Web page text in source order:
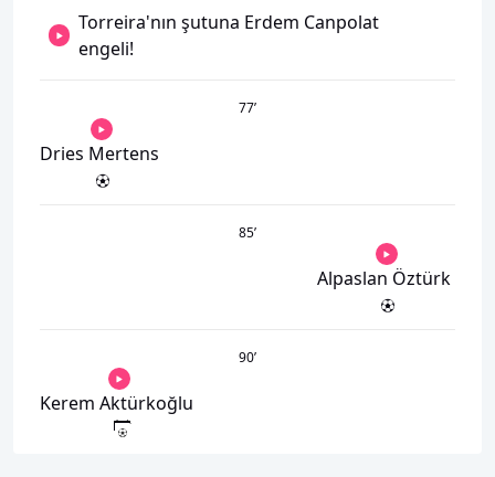
Torreira'nın şutuna Erdem Canpolat
engeli!
77’
Dries Mertens
85’
Alpaslan Öztürk
90’
Kerem Aktürkoğlu